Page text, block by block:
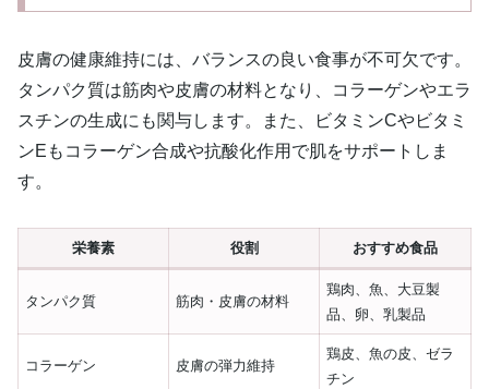
皮膚の健康維持には、バランスの良い食事が不可欠です。
タンパク質は筋肉や皮膚の材料となり、コラーゲンやエラ
スチンの生成にも関与します。また、ビタミンCやビタミ
ンEもコラーゲン合成や抗酸化作用で肌をサポートしま
す。
栄養素 役割 おすすめ食品
タンパク質 筋肉・皮膚の材料
鶏肉、魚、大豆製
品、卵、乳製品
コラーゲン 皮膚の弾力維持
鶏皮、魚の皮、ゼラ
チン